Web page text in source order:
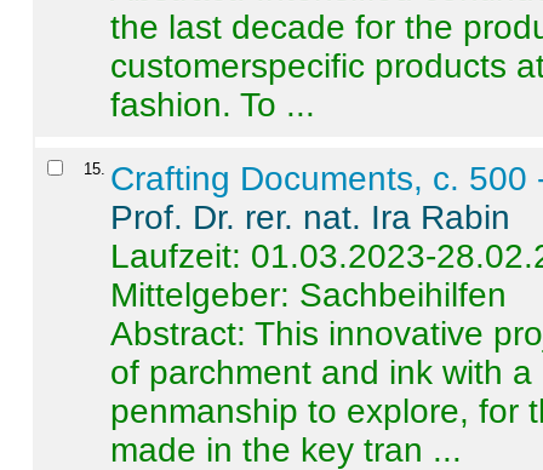
the last decade for the
customerspecific products
fashion. To ...
15 Crafting Documents, c. 500
Prof. Dr. rer. nat. Ira Rabin
Laufzeit: 01.03.2023-
Mittelgeber: Sachbeihilfen
Abstract:This innovative
of parchment and ink with
penmanship to explore, for
made in the key tran ...